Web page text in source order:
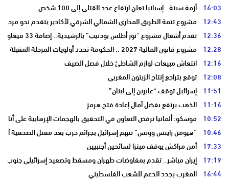
16:03 أزمة سبتة.. إسبانيا تعلن ارتفاع عدد القتلى إلى 100 شخص
12:43 مشروع تتمة الطريق المداري الشمالي الشرقي لأكادير يتقدم نحو مرحلة
12:36 تقدم أشغال مشروع “نور أطلس بودنيب” بالرشيدية.. إضافة 33 ميغاوات إلى الشبكة الوطنية
12:28 مشروع قانون المالية 2027 .. الحكومة تحدد أولويات المرحلة المقبلة
12:16 انتعاش مبيعات لوازم الشاطئ خلال فصل الصيف
12:08 توقع بتراجع إنتاج الزيتون المغربي
11:51 إسرائيل توقف “عابرين إلى لبنان”
11:16 الذهب يرتفع بفضل آمال إعادة فتح هرمز
10:52 موسكو: ألمانيا ترفض التعاون في التحقيق بالهجمات الإرهابية على
10:46 “هيومن رايتس ووتش” تتهم إسرائيل بجرائم حرب بعد مقتل الصحفية
17:33 أمن مراكش يوقف مبتزا لسائحين أجنبيين
17:19 إيران مباشر.. تقدم بمفاوضات طهران ومسقط وتصعيد إسرائيلي جنوب
16:44 المغرب يجدد الدعم للشعب الفلسطيني